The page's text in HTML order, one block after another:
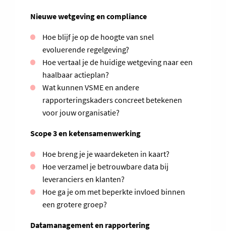
Nieuwe wetgeving en compliance
Hoe blijf je op de hoogte van snel
evoluerende regelgeving?
Hoe vertaal je de huidige wetgeving naar een
haalbaar actieplan?
Wat kunnen VSME en andere
rapporteringskaders concreet betekenen
voor jouw organisatie?
Scope 3 en ketensamenwerking
Hoe breng je je waardeketen in kaart?
Hoe verzamel je betrouwbare data bij
leveranciers en klanten?
Hoe ga je om met beperkte invloed binnen
een grotere groep?
Datamanagement en rapportering